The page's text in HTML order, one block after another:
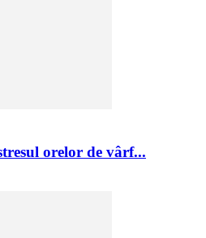
orelor de vârf...